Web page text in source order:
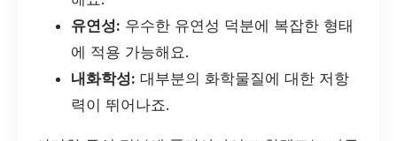
유연성: 우수한 유연성 덕분에 복잡한 형태
에 적용 가능해요.
내화학성: 대부분의 화학물질에 대한 저항
력이 뛰어나죠.